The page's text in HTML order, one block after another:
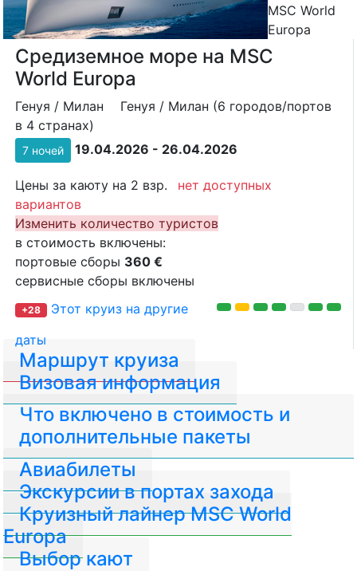
MSC World
Europa
Средиземное море на MSC
World Europa
Генуя / Милан
Генуя / Милан (6 городов/портов
в 4 странах)
7 ночей 19.04.2026 - 26.04.2026
Цены за каюту на 2 взр.
нет доступных
вариантов
Изменить количество туристов
в стоимость включены:
портовые сборы 360 €
сервисные сборы включены
+28
Этот круиз на другие
даты
Маршрут круиза
Визовая информация
Авиабилеты
Что включено в стоимость и
дополнительные пакеты
Экскурсии в портах захода
Круизный лайнер MSC World
Europa
Выбор кают